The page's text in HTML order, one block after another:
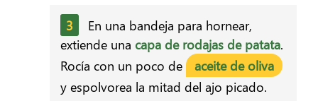
En una bandeja para hornear,
extiende una capa de rodajas de patata.
Rocía con un poco de
aceite de oliva
y espolvorea la mitad del ajo picado.